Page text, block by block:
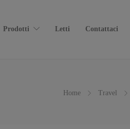
Prodotti Letti Contattaci
Home Travel